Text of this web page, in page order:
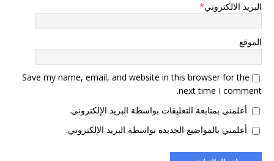
البريد الالكتروني*
الموقع
Save my name, email, and website in this browser for the
next time I comment.
أعلمني بمتابعة التعليقات بواسطة البريد الإلكتروني.
أعلمني بالمواضيع الجديدة بواسطة البريد الإلكتروني.